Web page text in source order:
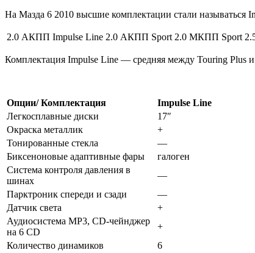
На Мазда 6 2010 высшие комплектации стали называться
2.0 АКПП Impulse Line 2.0 АКПП Sport 2.0 МКПП Sport
Комплектация Impulse Line — средняя между Touring Plus
Опции/ Комплектация Impulse Line
Легкосплавные диски
17″
Окраска металлик
+
Тонированные стекла
—
Биксеноновые адаптивные фары
галоген
Система контроля давления в
шинах
—
Парктроник спереди и сзади
—
Датчик света
+
Аудиосистема МР3, CD-чейнджер
на 6 CD
+
Количество динамиков
6